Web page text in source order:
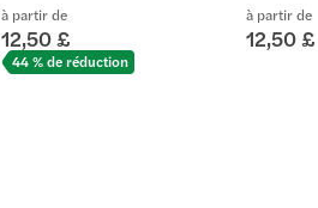
à partir de
12,50 £
44 % de réduction
à partir de
12,50 £